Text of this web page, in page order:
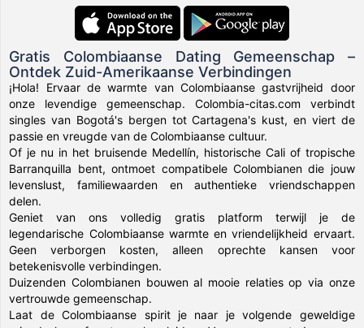
Gratis Colombiaanse Dating Gemeenschap –
Ontdek Zuid-Amerikaanse Verbindingen
¡Hola! Ervaar de warmte van Colombiaanse gastvrijheid door
onze levendige gemeenschap. Colombia-citas.com verbindt
singles van Bogotá's bergen tot Cartagena's kust, en viert de
passie en vreugde van de Colombiaanse cultuur.
Of je nu in het bruisende Medellín, historische Cali of tropische
Barranquilla bent, ontmoet compatibele Colombianen die jouw
levenslust, familiewaarden en authentieke vriendschappen
delen.
Geniet van ons volledig gratis platform terwijl je de
legendarische Colombiaanse warmte en vriendelijkheid ervaart.
Geen verborgen kosten, alleen oprechte kansen voor
betekenisvolle verbindingen.
Duizenden Colombianen bouwen al mooie relaties op via onze
vertrouwde gemeenschap.
Laat de Colombiaanse spirit je naar je volgende geweldige